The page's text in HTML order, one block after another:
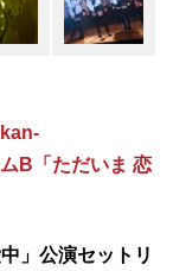
B「ただいま 恋
」公演セットリ